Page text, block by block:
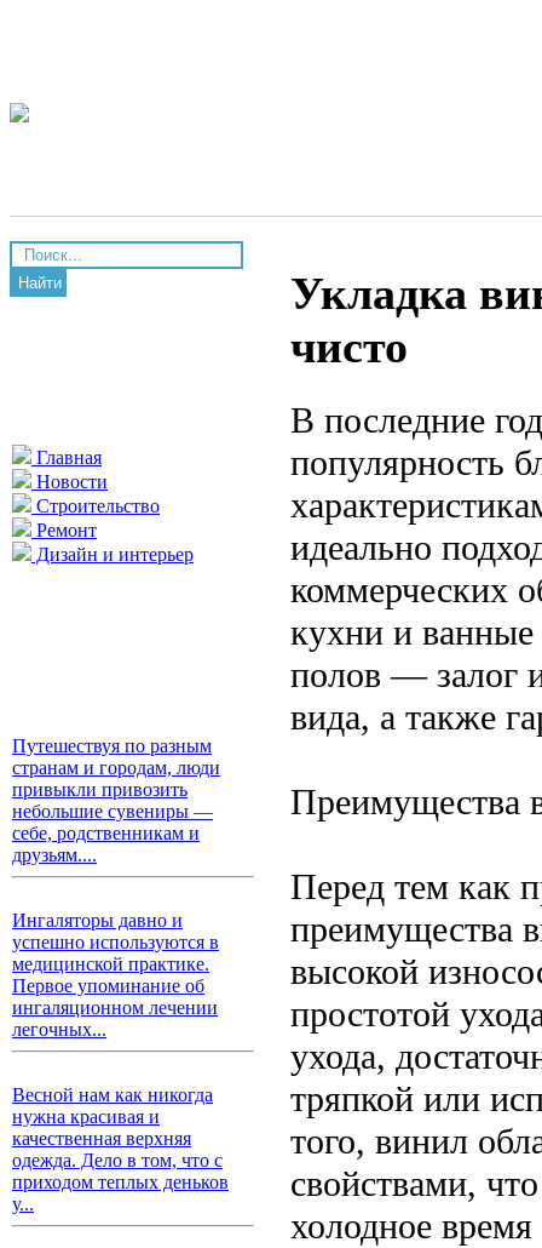
Найти
Главная
Новости
Строительство
Ремонт
Дизайн и интерьер
Путешествуя по разным
странам и городам, люди
привыкли привозить
небольшие сувениры —
себе, родственникам и
друзьям....
Ингаляторы давно и
успешно используются в
медицинской практике.
Первое упоминание об
ингаляционном лечении
легочных...
Весной нам как никогда
нужна красивая и
качественная верхняя
одежда. Дело в том, что с
приходом теплых деньков
у...
Укладка
чисто
В последние
популярность
идеально
коммерческих
кухни и
полов — залог
вида, а также
Преимущества
Перед тем как
преимущества
высокой
простотой
ухода,
тряпкой или
того, винил
свойствами,
холодное время